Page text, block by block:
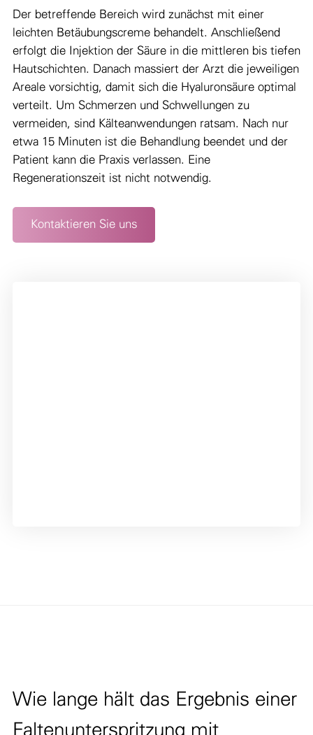
Der betreffende Bereich wird zunächst mit einer
leichten Betäubungscreme behandelt. Anschließend
erfolgt die Injektion der Säure in die mittleren bis tiefen
Hautschichten. Danach massiert der Arzt die jeweiligen
Areale vorsichtig, damit sich die Hyaluronsäure optimal
verteilt. Um Schmerzen und Schwellungen zu
vermeiden, sind Kälteanwendungen ratsam. Nach nur
etwa 15 Minuten ist die Behandlung beendet und der
Patient kann die Praxis verlassen. Eine
Regenerationszeit ist nicht notwendig.
Kontaktieren Sie uns
Wie lange hält das Ergebnis einer
Faltenunterspritzung mit